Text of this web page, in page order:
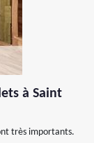
à Saint
très importants.